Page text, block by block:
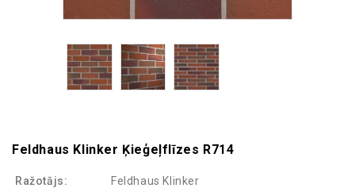
Feldhaus Klinker Ķieģeļflīzes R714
Ražotājs:
Feldhaus Klinker